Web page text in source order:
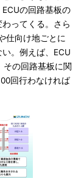
の回路基板の
ってくる。さら
仕向け地ごとに
。例えば、ECU
その回路基板に関
回行わなければ